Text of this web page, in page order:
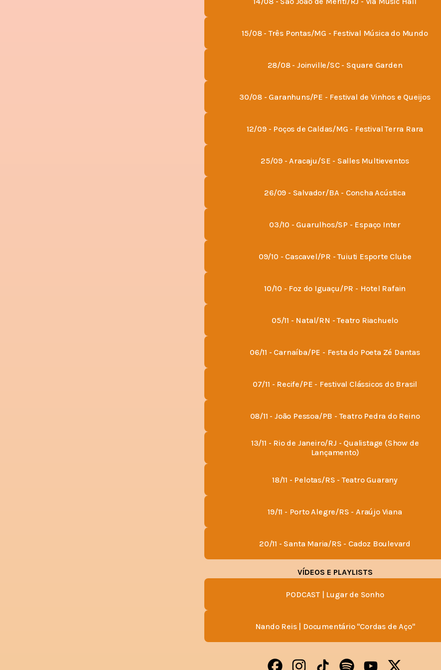
15/08 - Três Pontas/MG - Festival Música do Mundo
28/08 - Joinville/SC - Square Garden
30/08 - Garanhuns/PE - Festival de Vinhos e Queijos
12/09 - Poços de Caldas/MG - Festival Terra Rara
25/09 - Aracaju/SE - Salles Multieventos
26/09 - Salvador/BA - Concha Acústica
03/10 - Guarulhos/SP - Espaço Inter
09/10 - Cascavel/PR - Tuiuti Esporte Clube
10/10 - Foz do Iguaçu/PR - Hotel Rafain
05/11 - Natal/RN - Teatro Riachuelo
06/11 - Carnaíba/PE - Festa do Poeta Zé Dantas
07/11 - Recife/PE - Festival Clássicos do Brasil
08/11 - João Pessoa/PB - Teatro Pedra do Reino
13/11 - Rio de Janeiro/RJ - Qualistage (Show de
Lançamento)
18/11 - Pelotas/RS - Teatro Guarany
19/11 - Porto Alegre/RS - Araújo Viana
20/11 - Santa Maria/RS - Cadoz Boulevard
VÍDEOS E PLAYLISTS
PODCAST | Lugar de Sonho
Nando Reis | Documentário "Cordas de Aço"